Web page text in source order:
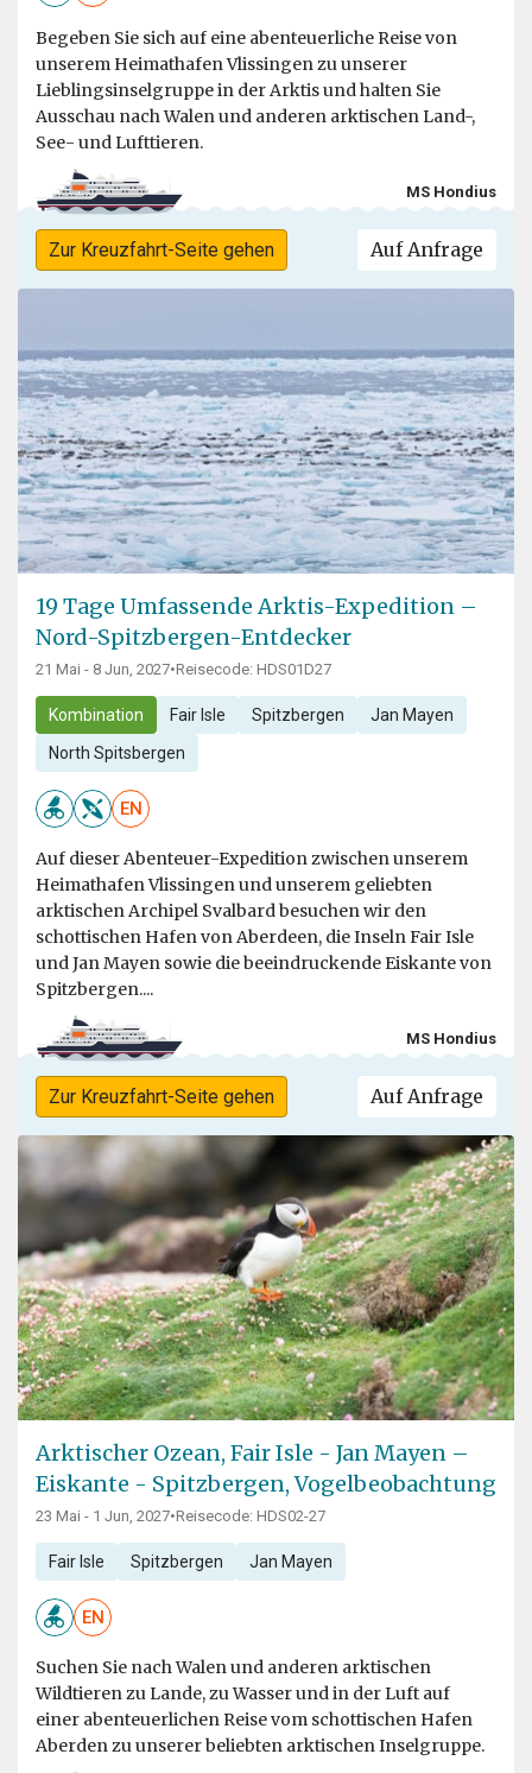
Begeben Sie sich auf eine abenteuerliche Reise von
unserem Heimathafen Vlissingen zu unserer
Lieblingsinselgruppe in der Arktis und halten Sie
Ausschau nach Walen und anderen arktischen Land-,
See- und Lufttieren.
MS Hondius
Zur Kreuzfahrt-Seite gehen Auf Anfrage
19 Tage Umfassende Arktis-Expedition –
Nord-Spitzbergen-Entdecker
21 Mai - 8 Jun, 2027•Reisecode: HDS01D27
Kombination Fair Isle Spitzbergen Jan Mayen
North Spitsbergen
EN
Auf dieser Abenteuer-Expedition zwischen unserem
Heimathafen Vlissingen und unserem geliebten
arktischen Archipel Svalbard besuchen wir den
schottischen Hafen von Aberdeen, die Inseln Fair Isle
und Jan Mayen sowie die beeindruckende Eiskante von
Spitzbergen....
MS Hondius
Zur Kreuzfahrt-Seite gehen Auf Anfrage
Arktischer Ozean, Fair Isle - Jan Mayen –
Eiskante - Spitzbergen, Vogelbeobachtung
23 Mai - 1 Jun, 2027•Reisecode: HDS02-27
Fair Isle Spitzbergen Jan Mayen
EN
Suchen Sie nach Walen und anderen arktischen
Wildtieren zu Lande, zu Wasser und in der Luft auf
einer abenteuerlichen Reise vom schottischen Hafen
Aberden zu unserer beliebten arktischen Inselgruppe.